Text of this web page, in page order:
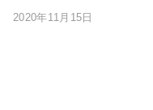
2020年11月15日